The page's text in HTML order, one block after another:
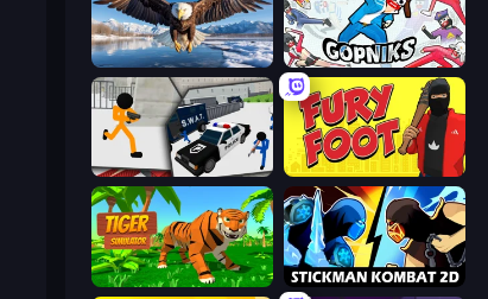
Python Snake Simulator Funny City: Gopniks
Stickman Prison: Counter Assault Fury Foot
Tiger Simulator 3D Stickman Kombat 2D